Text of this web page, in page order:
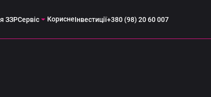
ЗЗРСервіс КориснеІнвестиції+380 (98) 20 60 007